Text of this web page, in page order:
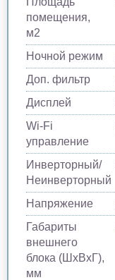
помещения,
м2
Ночной режим
Доп. фильтр
Дисплей
Wi-Fi
управление
Инверторный/
Неинверторный
Напряжение
Габариты
внешнего
блока (ШхВхГ),
мм